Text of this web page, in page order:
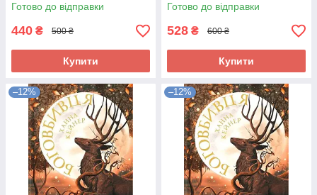
Готово до відправки
440 ₴ 500 ₴
Купити
Готово до відправки
528 ₴ 600 ₴
Купити
–12% –12%